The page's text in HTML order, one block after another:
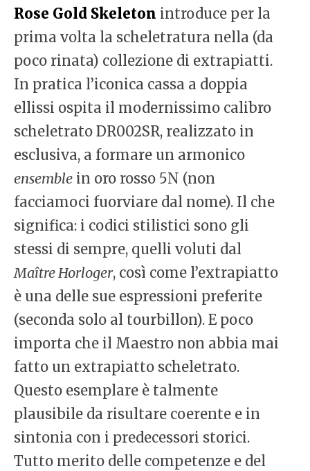
Rose Gold Skeleton introduce per la
prima volta la scheletratura nella (da
poco rinata) collezione di extrapiatti.
In pratica l’iconica cassa a doppia
ellissi ospita il modernissimo calibro
scheletrato DR002SR, realizzato in
esclusiva, a formare un armonico
ensemble in oro rosso 5N (non
facciamoci fuorviare dal nome). Il che
significa: i codici stilistici sono gli
stessi di sempre, quelli voluti dal
Maître Horloger, così come l’extrapiatto
è una delle sue espressioni preferite
(seconda solo al tourbillon). E poco
importa che il Maestro non abbia mai
fatto un extrapiatto scheletrato.
Questo esemplare è talmente
plausibile da risultare coerente e in
sintonia con i predecessori storici.
Tutto merito delle competenze e del